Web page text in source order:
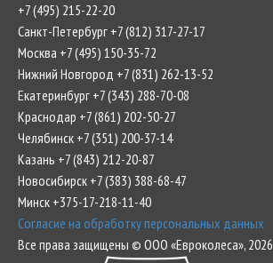
+7 (495) 215-22-20
Санкт-Петербург +7 (812) 317-27-17
Москва +7 (495) 150-35-72
Нижний Новгород +7 (831) 262-13-52
Екатеринбург +7 (343) 288-70-08
Краснодар +7 (861) 202-50-27
Челябинск +7 (351) 200-37-14
Казань +7 (843) 212-20-87
Новосибирск +7 (383) 388-68-47
Минск +375-17-218-11-40
Согласие на обработку персональных данных
Все права защищены © ООО «Евроколеса», 2026